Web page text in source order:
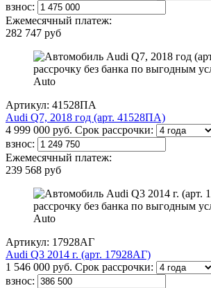
взнос:
Ежемесячный платеж:
282 747 руб
Артикул: 41528ПА
Audi Q7, 2018 год (арт. 41528ПА)
4 999 000 руб. Срок рассрочки:
взнос:
Ежемесячный платеж:
239 568 руб
Артикул: 17928АГ
Audi Q3 2014 г. (арт. 17928АГ)
1 546 000 руб. Срок рассрочки:
взнос: